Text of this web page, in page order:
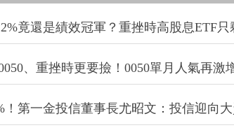
竟還是績效冠軍？重挫時高股息ETF只
、重挫時更要撿！0050單月人氣再激
！第一金投信董事長尤昭文：投信迎向